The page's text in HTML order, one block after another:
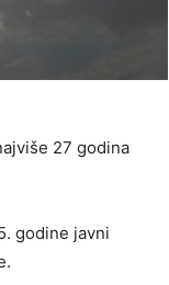
27 godina
godine javni